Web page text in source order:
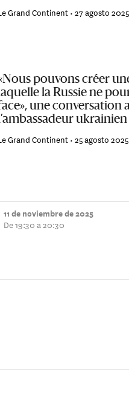
Grand Continent •27 agosto 2025
pouvons créer
la Russie ne
une conversation
Grand Continent •25 agosto 2025
11 de noviembre de 2025
De 19:30 a 20:30